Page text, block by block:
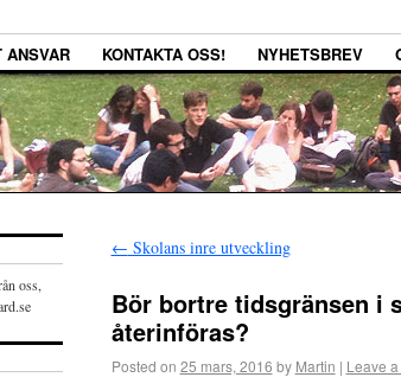
ANSVAR KONTAKTA OSS! NYHETSBREV
← Skolans inre utveckling
Bör bortre tidsgränsen i
återinföras?
Posted on 25 mars, 2016 by Martin | Leave
oss,